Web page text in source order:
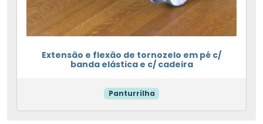
Extensão e flexão de tornozelo em pé c/
banda elástica e c/ cadeira
Panturrilha